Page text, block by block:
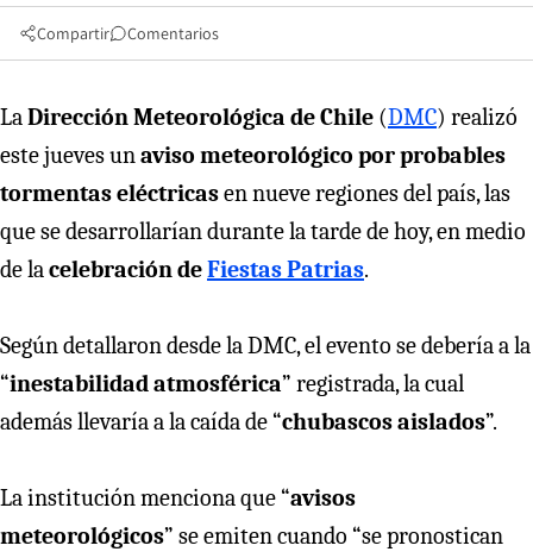
Compartir Comentarios
LaDirección Meteorológica de Chile (DMC) realizó
este jueves unaviso meteorológico por probables
tormentas eléctricasen nueve regiones del país, las
que se desarrollarían durante la tarde de hoy, en medio
de lacelebración deFiestas Patrias.
Según detallaron desde la DMC, el evento se debería a la
“inestabilidad atmosférica” registrada, la cual
además llevaría a la caída de “chubascos aislados”.
La institución menciona que “avisos
meteorológicos” se emiten cuando “se pronostican